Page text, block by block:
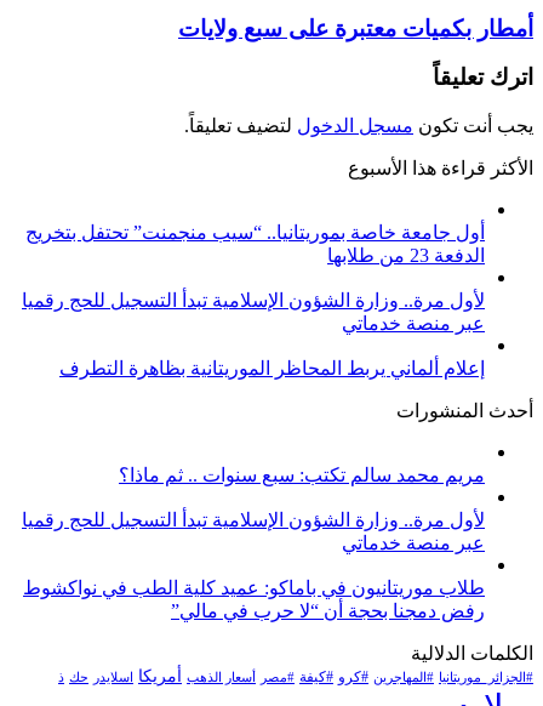
أمطار بكميات معتبرة على سبع ولايات
اترك تعليقاً
يجب أنت تكون مسجل الدخول لتضيف تعليقاً.
الأكثر قراءة هذا الأسبوع
أول جامعة خاصة بموريتانيا.. “سيب منجمنت” تحتفل بتخريج
الدفعة 23 من طلابها
لأول مرة.. وزارة الشؤون الإسلامية تبدأ التسجيل للحج رقميا
عبر منصة خدماتي
إعلام ألماني يربط المحاظر الموريتانية بظاهرة التطرف
أحدث المنشورات
مريم محمد سالم تكتب: سبع سنوات .. ثم ماذا؟
لأول مرة.. وزارة الشؤون الإسلامية تبدأ التسجيل للحج رقميا
عبر منصة خدماتي
طلاب موريتانيون في باماكو: عميد كلية الطب في نواكشوط
رفض دمجنا بحجة أن “لا حرب في مالي”
الكلمات الدلالية
#الجزائر_موريتانيا #المهاجرين #كرو #كيفة #مصر أسعار الذهب أمريكا اسلايدر حك ذ